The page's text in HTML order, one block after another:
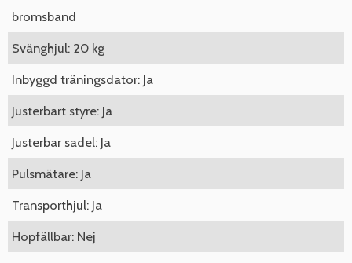
bromsband
Svänghjul: 20 kg
Inbyggd träningsdator: Ja
Justerbart styre: Ja
Justerbar sadel: Ja
Pulsmätare: Ja
Transporthjul: Ja
Hopfällbar: Nej